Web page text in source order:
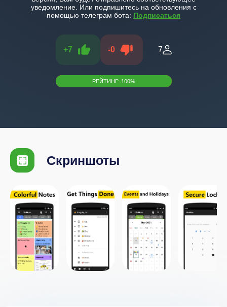
уведомление. Или подпишитесь на обновления с
помощью телеграм бота: Подписаться
+7 -0 7
РЕЙТИНГ: 100%
Скриншоты